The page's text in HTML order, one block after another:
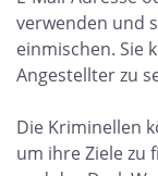
verwenden und
einmischen. Sie
Angestellter zu
Die Kriminellen
um ihre Ziele zu